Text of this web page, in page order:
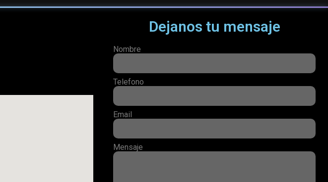
Dejanos tu mensaje
Nombre
Telefono
Email
Mensaje